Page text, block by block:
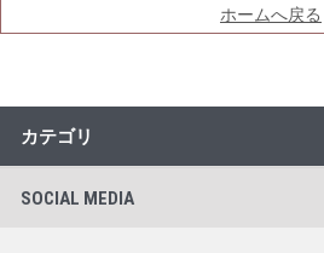
ホームへ戻る
カテゴリ
SOCIAL MEDIA